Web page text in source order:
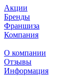
Акции
Бренды
Франшиза
Компания
О компании
Отзывы
Информация